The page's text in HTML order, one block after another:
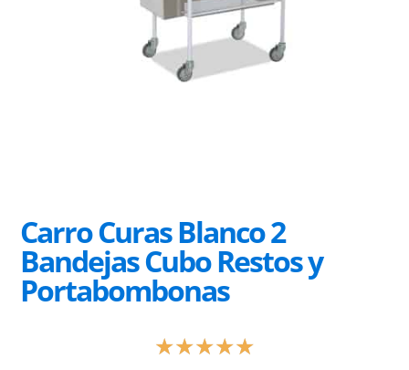
Carro Curas Blanco 2
Bandejas Cubo Restos y
Portabombonas
★★★★★